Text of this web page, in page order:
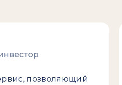
позволяющий